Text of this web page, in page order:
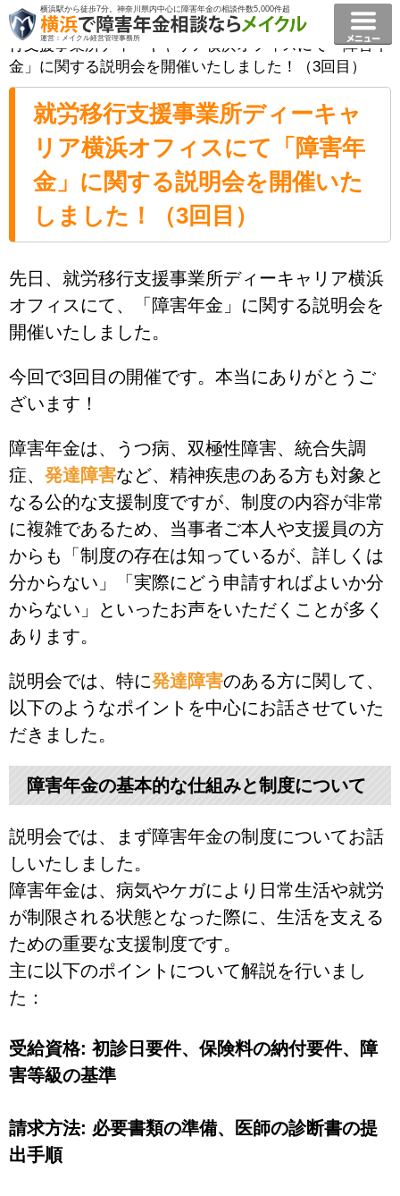
横浜駅から徒歩7分。神奈川県内中心に障害年金の相談件数5,000件超
運営：メイクル経営管理事務所
横浜で障害年金相談ならメイクル障害年金横浜
就労移
行支援事業所ディーキャリア横浜オフィスにて「障害年
金」に関する説明会を開催いたしました！（3回目）
就労移行支援事業所ディーキャ
リア横浜オフィスにて「障害年
金」に関する説明会を開催いた
しました！（3回目）
先日、就労移行支援事業所ディーキャリア横浜
オフィスにて、「障害年金」に関する説明会を
開催いたしました。
今回で3回目の開催です。本当にありがとうご
ざいます！
障害年金は、うつ病、双極性障害、統合失調
症、 発達障害など、精神疾患のある方も対象と
なる公的な支援制度ですが、制度の内容が非常
に複雑であるため、当事者ご本人や支援員の方
からも「制度の存在は知っているが、詳しくは
分からない」「実際にどう申請すればよいか分
からない」といったお声をいただくことが多く
あります。
説明会では、特に発達障害のある方に関して、
以下のようなポイントを中心にお話させていた
だきました。
障害年金の基本的な仕組みと制度について
説明会では、まず障害年金の制度についてお話
しいたしました。
障害年金は、病気やケガにより日常生活や就労
が制限される状態となった際に、生活を支える
ための重要な支援制度です。
主に以下のポイントについて解説を行いまし
た：
受給資格: 初診日要件、保険料の納付要件、障
害等級の基準
請求方法: 必要書類の準備、医師の診断書の提
出手順